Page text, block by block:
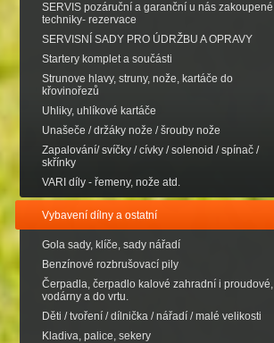
SERVIS pozáruční a garanční u nás zakoupené
techniky- rezervace
SERVISNÍ SADY PRO ÚDRŽBU A OPRAVY
Startery komplet a součásti
Strunove hlavy, struny, nože, kartáče do
křovinořezů
Uhliky, uhlíkové kartáče
Unašeče / držáky nože / šrouby nože
Zapalování/ svíčky / cívky / solenoid / spínač /
skřínky
VARI díly - řemeny, nože atd.
Vybavení dílny a ostatní
Gola sady, klíče, sady nářadí
Benzínové rozbrušovací pily
Čerpadla, čerpadlo kalové zahradní i proudové,
vodárny a do vrtu.
Děti / tvoření / dílnička / nářadí / malé velikosti
Kladiva, palice, sekery